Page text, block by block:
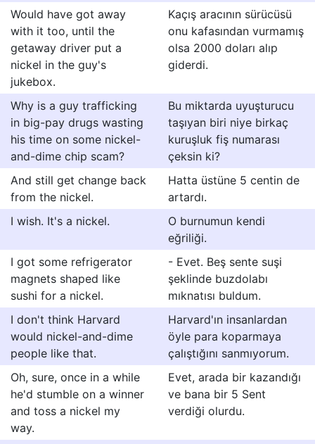
Would have got away
with it too, until the
getaway driver put a
nickel in the guy's
jukebox.
Kaçış aracının sürücüsü
onu kafasından vurmamış
olsa 2000 doları alıp
giderdi.
Why is a guy trafficking
in big-pay drugs wasting
his time on some nickel-
and-dime chip scam?
Bu miktarda uyuşturucu
taşıyan biri niye birkaç
kuruşluk fiş numarası
çeksin ki?
And still get change back
from the nickel.
Hatta üstüne 5 centin de
artardı.
I wish. It's a nickel.
O burnumun kendi
eğriliği.
I got some refrigerator
magnets shaped like
sushi for a nickel.
- Evet. Beş sente suşi
şeklinde buzdolabı
mıknatısı buldum.
I don't think Harvard
would nickel-and-dime
people like that.
Harvard'ın insanlardan
öyle para koparmaya
çalıştığını sanmıyorum.
Oh, sure, once in a while
he'd stumble on a winner
and toss a nickel my
way.
Evet, arada bir kazandığı
ve bana bir 5 Sent
verdiği olurdu.